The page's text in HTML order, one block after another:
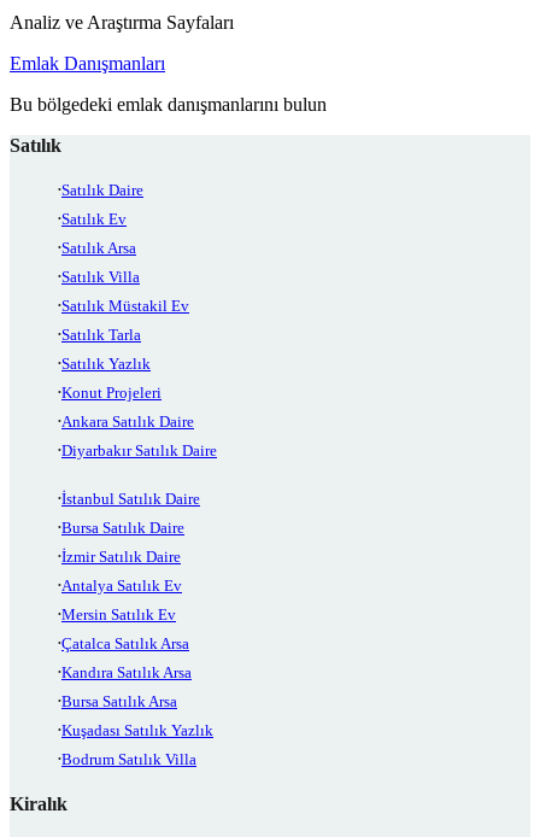
Analiz ve Araştırma Sayfaları
Emlak Danışmanları
Bu bölgedeki emlak danışmanlarını bulun
Satılık
Satılık Daire
Satılık Ev
Satılık Arsa
Satılık Villa
Satılık Müstakil Ev
Satılık Tarla
Satılık Yazlık
Konut Projeleri
Ankara Satılık Daire
Diyarbakır Satılık Daire
İstanbul Satılık Daire
Bursa Satılık Daire
İzmir Satılık Daire
Antalya Satılık Ev
Mersin Satılık Ev
Çatalca Satılık Arsa
Kandıra Satılık Arsa
Bursa Satılık Arsa
Kuşadası Satılık Yazlık
Bodrum Satılık Villa
Kiralık